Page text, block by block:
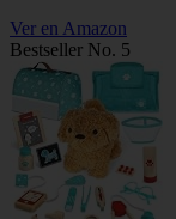
Ver en Amazon
Bestseller No. 5